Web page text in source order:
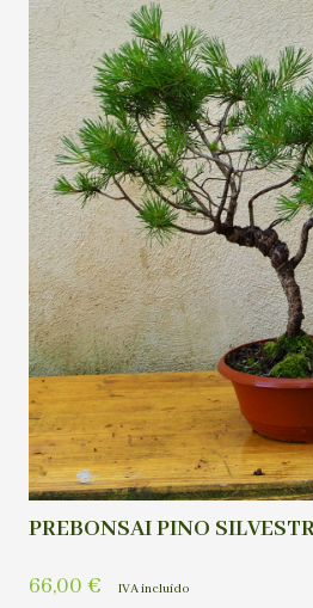
PREBONSAI PINO
66,00 € IVA incluído